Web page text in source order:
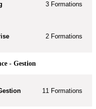
3 Formations
2 Formations
- Gestion
11 Formations